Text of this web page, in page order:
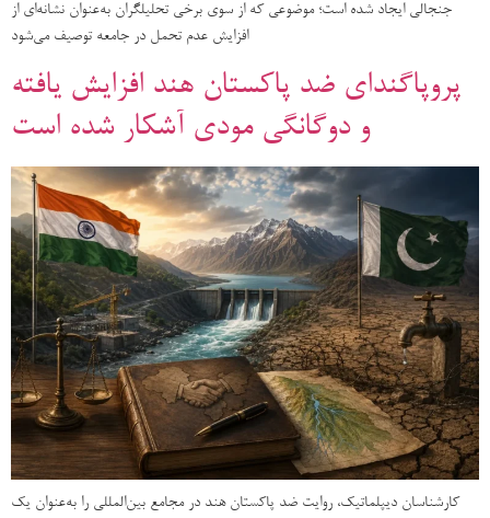
جنجالی ایجاد شده است؛ موضوعی که از سوی برخی تحلیلگران به‌عنوان نشانه‌ای از
افزایش عدم تحمل در جامعه توصیف می‌شود
پروپاگندای ضد پاکستان هند افزایش یافته
و دوگانگی مودی آشکار شده است
کارشناسان دیپلماتیک، روایت ضد پاکستان هند در مجامع بین‌المللی را به‌عنوان یک